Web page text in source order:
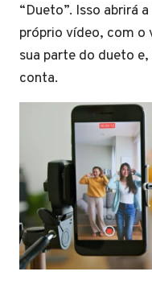
“Dueto”. Isso abrirá
próprio vídeo, com o
sua parte do dueto
conta.